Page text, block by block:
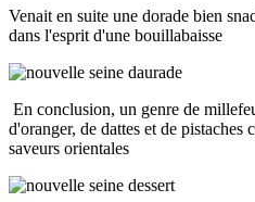
Venait en suite une dorade bien
dans l'esprit d'une bouillabaisse
En conclusion, un genre de
d'oranger, de dattes et de pistaches
saveurs orientales